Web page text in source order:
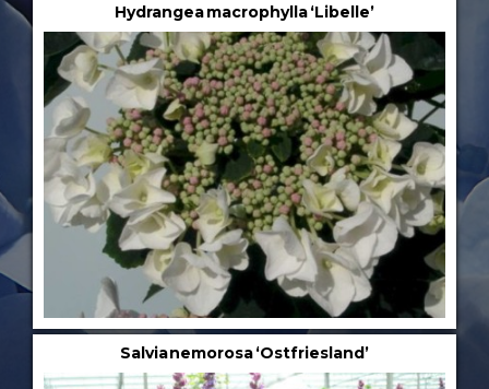
Hydrangea macrophylla ‘Libelle’
Salvia nemorosa ‘Ostfriesland’